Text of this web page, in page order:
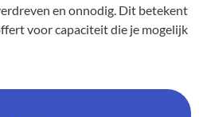
en onnodig. Dit betekent
voor capaciteit die je mogelijk